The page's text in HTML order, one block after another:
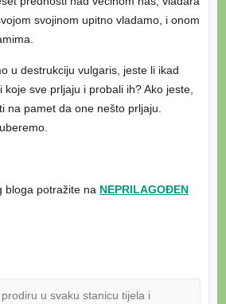
svojinom upitno vladamo, i onom
u destrukciju vulgaris, jeste li ikad
sve prljaju i probali ih? Ako jeste,
na pamet da one nešto prljaju.
bloga potražite na NEPRILAGOĐEN
u svaku stanicu tijela i